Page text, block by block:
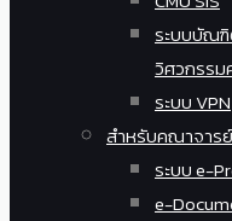
ระบบบัณ
วิศวกรร
ระบบ VPN
สำหรับคณาจาร
ระบบ e-
e-